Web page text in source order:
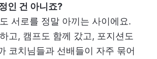
인 건 아니죠?
서로를 정말 아끼는 사이에요.
고, 캠프도 함께 갔고, 포지션도
코치님들과 선배들이 자주 묶어